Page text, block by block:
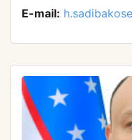
E-mail: